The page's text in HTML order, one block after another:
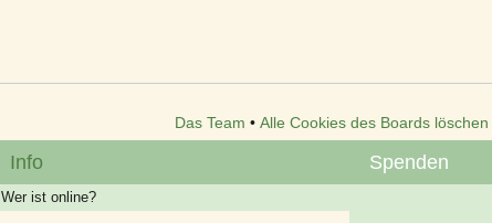
Das Team • Alle Cookies des Boards löschen
Info
Wer ist online?
Spenden